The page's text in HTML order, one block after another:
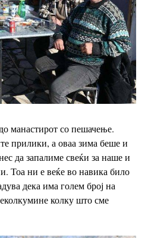
манастирот со пешачење.
прилики, а оваа зима беше и
да запалиме свеќи за наше и
Тоа ни е веќе во навика било
дека има голем број на
колку што сме